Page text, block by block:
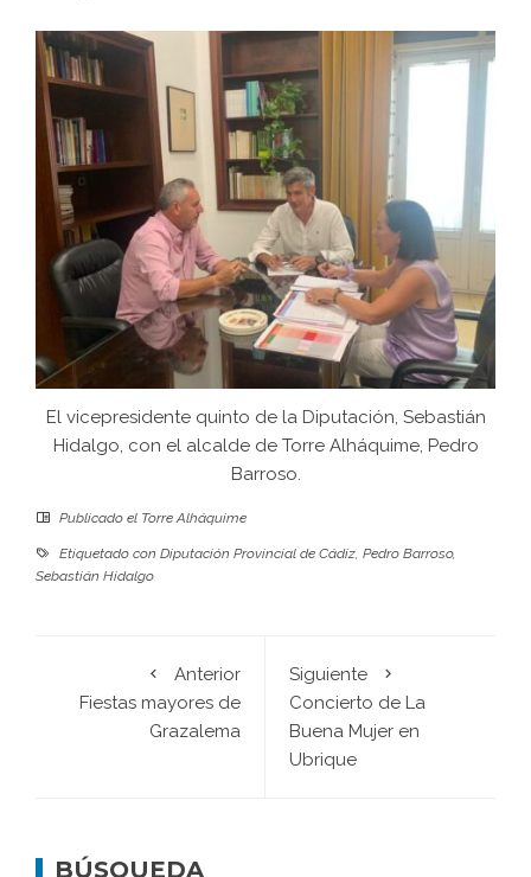
El vicepresidente quinto de la Diputación, Sebastián
Hidalgo, con el alcalde de Torre Alháquime, Pedro
Barroso.
Publicado el Torre Alháquime
Etiquetado con Diputación Provincial de Cádiz, Pedro Barroso,
Sebastián Hidalgo
Anterior
Fiestas mayores de
Grazalema
Siguiente
Concierto de La
Buena Mujer en
Ubrique
BÚSQUEDA